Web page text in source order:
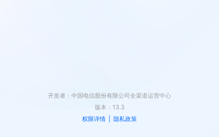
开发者：中国电信股份有限公司全渠道运营中心
版本：13.3
权限详情
隐私政策